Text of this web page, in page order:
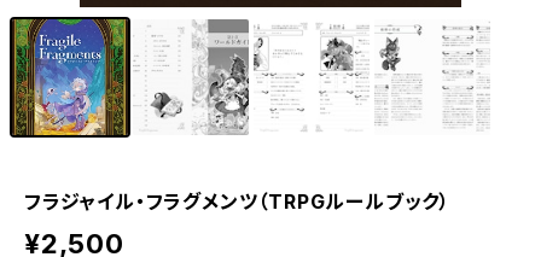
フラジャイル・フラグメンツ（TRPGルールブック）
¥2,500